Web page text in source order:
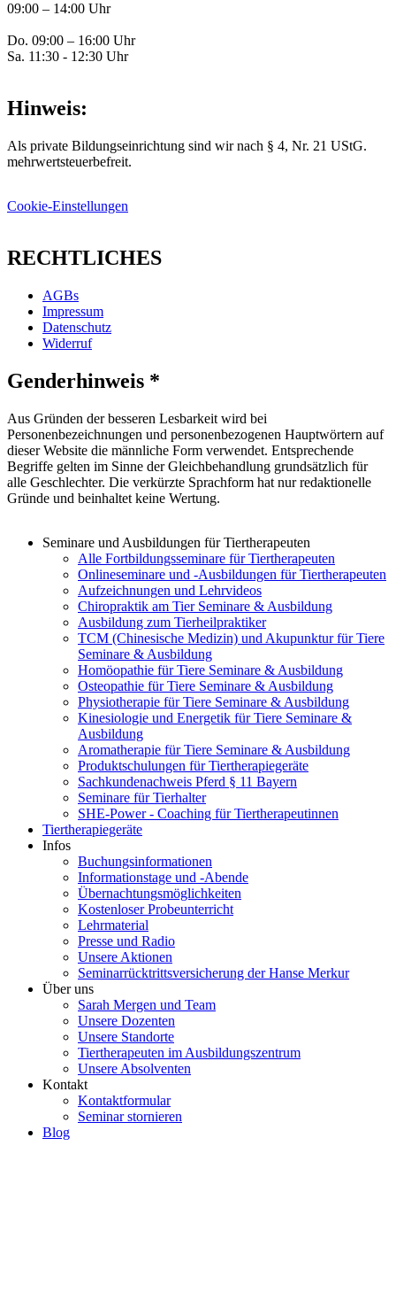
09:00 – 14:00 Uhr
Do. 09:00 – 16:00 Uhr
Sa. 11:30 - 12:30 Uhr
Hinweis:
Als private Bildungseinrichtung sind wir nach § 4, Nr. 21 UStG.
mehrwertsteuerbefreit.
Cookie-Einstellungen
RECHTLICHES
AGBs
Impressum
Datenschutz
Widerruf
Genderhinweis *
Aus Gründen der besseren Lesbarkeit wird bei
Personenbezeichnungen und personenbezogenen Hauptwörtern auf
dieser Website die männliche Form verwendet. Entsprechende
Begriffe gelten im Sinne der Gleichbehandlung grundsätzlich für
alle Geschlechter. Die verkürzte Sprachform hat nur redaktionelle
Gründe und beinhaltet keine Wertung.
Seminare und Ausbildungen für Tiertherapeuten
Alle Fortbildungsseminare für Tiertherapeuten
Onlineseminare und -Ausbildungen für Tiertherapeuten
Aufzeichnungen und Lehrvideos
Chiropraktik am Tier Seminare & Ausbildung
Ausbildung zum Tierheilpraktiker
TCM (Chinesische Medizin) und Akupunktur für Tiere
Seminare & Ausbildung
Homöopathie für Tiere Seminare & Ausbildung
Osteopathie für Tiere Seminare & Ausbildung
Physiotherapie für Tiere Seminare & Ausbildung
Kinesiologie und Energetik für Tiere Seminare &
Ausbildung
Aromatherapie für Tiere Seminare & Ausbildung
Produktschulungen für Tiertherapiegeräte
Sachkundenachweis Pferd § 11 Bayern
Seminare für Tierhalter
SHE-Power - Coaching für Tiertherapeutinnen
Tiertherapiegeräte
Infos
Buchungsinformationen
Informationstage und -Abende
Übernachtungsmöglichkeiten
Kostenloser Probeunterricht
Lehrmaterial
Presse und Radio
Unsere Aktionen
Seminarrücktrittsversicherung der Hanse Merkur
Über uns
Sarah Mergen und Team
Unsere Dozenten
Unsere Standorte
Tiertherapeuten im Ausbildungszentrum
Unsere Absolventen
Kontakt
Kontaktformular
Seminar stornieren
Blog